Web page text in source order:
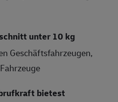
unter 10 kg
Geschäftsfahrzeugen,
bietest